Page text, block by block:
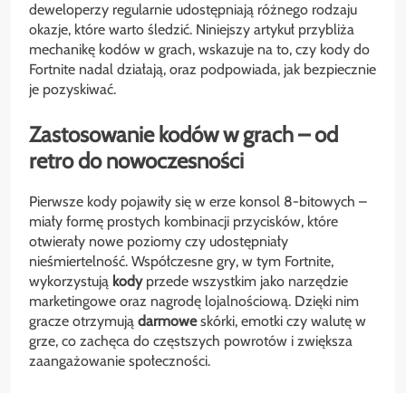
deweloperzy regularnie udostępniają różnego rodzaju
okazje, które warto śledzić. Niniejszy artykuł przybliża
mechanikę kodów w grach, wskazuje na to, czy kody do
Fortnite nadal działają, oraz podpowiada, jak bezpiecznie
je pozyskiwać.
Zastosowanie kodów w grach – od
retro do nowoczesności
Pierwsze kody pojawiły się w erze konsol 8-bitowych –
miały formę prostych kombinacji przycisków, które
otwierały nowe poziomy czy udostępniały
nieśmiertelność. Współczesne gry, w tym Fortnite,
wykorzystują kodyprzede wszystkim jako narzędzie
marketingowe oraz nagrodę lojalnościową. Dzięki nim
gracze otrzymują darmoweskórki, emotki czy walutę w
grze, co zachęca do częstszych powrotów i zwiększa
zaangażowanie społeczności.